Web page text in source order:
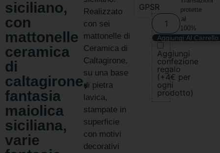
siciliano,
con
mattonelle
ceramica
di
caltagirone,
fantasia
maiolica
siciliana,
varie
Realizzato
con sei
mattonelle di
Ceramica di
Caltagirone,
su una base
di pietra
lavica,
stampate in
superficie
con motivi
decorativi
GPSR
Aggiungi Al Carrello
Aggiungi
confezione
regalo
(+4€ per
ogni
prodotto)
protette
al
100%